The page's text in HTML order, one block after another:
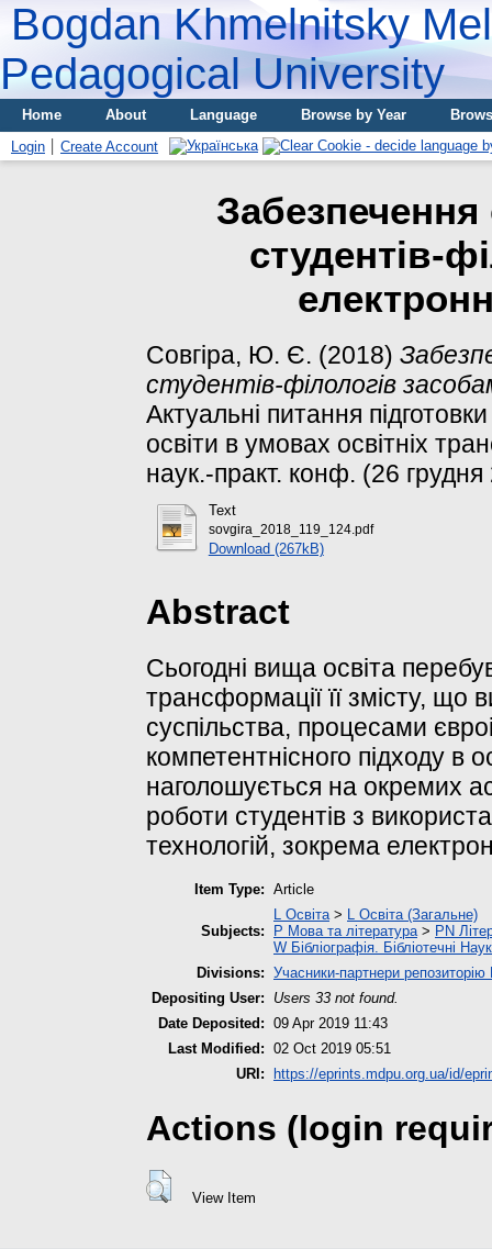
Bogdan Khmelnitsky
Pedagogical University
Home About Language Browse by Year
Login
Create Account
Забезпечення
студентів-
Совгіра, Ю. Є. (2018)
студентів-філологів
Актуальні питання
освіти в умовах освітніх
наук.-практ. конф. (26
Text
sovgira_2018_119_124.pdf
Download (267kB)
Abstract
Сьогодні вища освіта
трансформації її змісту, що
суспільства, процесами
компетентнісного підходу в
наголошується на окремих
роботи студентів з
технологій, зокрема
Item Type: Article
Subjects:
L Освіта> L Освіта (Загальне)
P Мова та література> PN
W Бібліографія. Бібліотечні
Divisions: Учасники-партнери
Depositing User:
Users 33 not found.
Date Deposited: 09 Apr 2019 11:43
Last Modified: 02 Oct 2019 05:51
URI:
https://eprints.mdpu.org.ua/id/
Actions (login
View Item